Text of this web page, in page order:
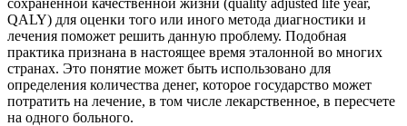
QALY) для оценки того или иного метода диагностики и
лечения поможет решить данную проблему. Подобная
практика признана в настоящее время эталонной во многих
странах. Это понятие может быть использовано для
определения количества денег, которое государство может
потратить на лечение, в том числе лекарственное, в пересчете
на одного больного.